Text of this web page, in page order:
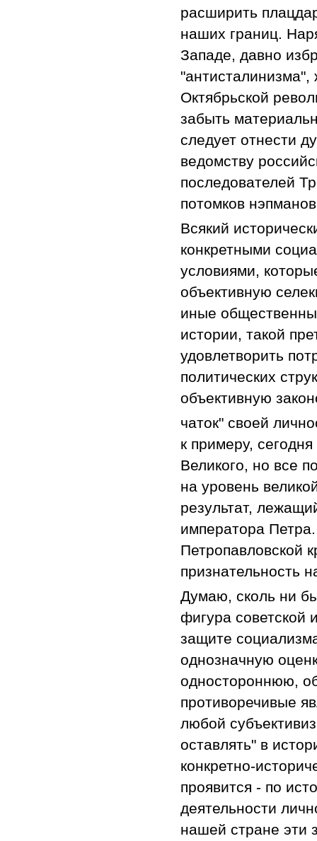
расширить
наших границ.
Западе, давно
"антисталинизма",
Октябрьской
забыть
следует отнести
ведомству
последователей
потомков
Всякий
конкретными
условиями,
объективную
иные
истории, такой
удовлетворить
политических
объективную
чаток" своей
к примеру,
Великого, но все
на уровень
результат,
императора
Петропавловской
признательность
Думаю, сколь ни
фигура советской
защите
однозначную
одностороннюю,
противоречивые
любой
оставлять" в
конкретно-
проявится - по
деятельности
нашей стране эти